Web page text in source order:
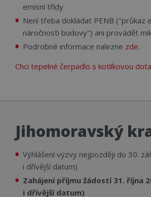
emisní třídy
Není třeba dokládat PENB ("průkaz
náročnosti budovy") ani provádět
Podrobné informace nalezne zde.
Chci tepelné čerpadlo s kotlíkovou
Jihomoravský
Výhlášení výzvy nejpozději do 30.
i dřívější datum)
Zahájení příjmu žádostí 31. října
i dřívější datum)